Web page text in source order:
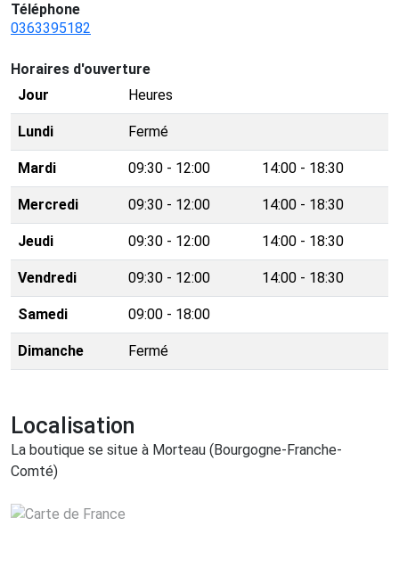
Téléphone
0363395182
Horaires d'ouverture
Jour
Heures
Lundi Fermé
Mardi 09:30 - 12:00 14:00 - 18:30
Mercredi 09:30 - 12:00 14:00 - 18:30
Jeudi 09:30 - 12:00 14:00 - 18:30
Vendredi 09:30 - 12:00 14:00 - 18:30
Samedi 09:00 - 18:00
Dimanche Fermé
Localisation
La boutique se situe à Morteau (Bourgogne-Franche-
Comté)